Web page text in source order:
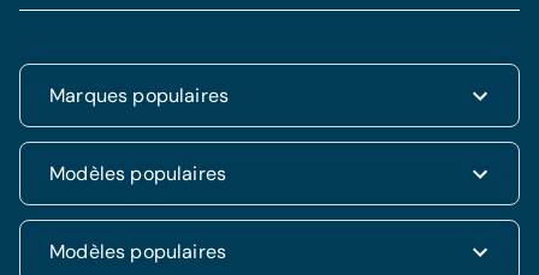
Marques populaires
Renault
Dacia
Volkswagen
Modèles populaires
Renault Clio
Modèles populaires